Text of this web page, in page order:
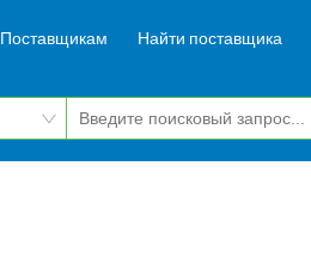
Поставщикам Найти поставщика